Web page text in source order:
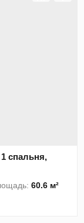
спальня,
60.6 м²